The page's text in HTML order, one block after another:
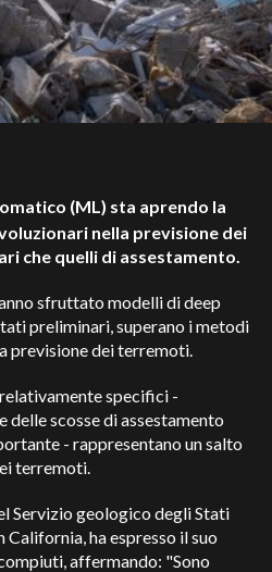
(ML) sta aprendo la
nella previsione dei
che quelli di assestamento.
sfruttato modelli di deep
preliminari, superano i metodi
previsione dei terremoti.
specifici -
scosse di assestamento
- rappresentano un salto
terremoti.
Servizio geologico degli Stati
California, ha espresso il suo
affermando: "Sono